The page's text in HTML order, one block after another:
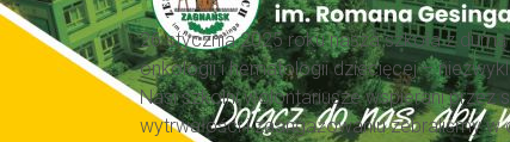
26 stycznia 2025 roku nasza szkoła z
onkologii i hematologii dziecięcej –
Nasi szkolni wolontariusze wspierani przez
wytrwałości i zaangażowaniu zebraliśmy